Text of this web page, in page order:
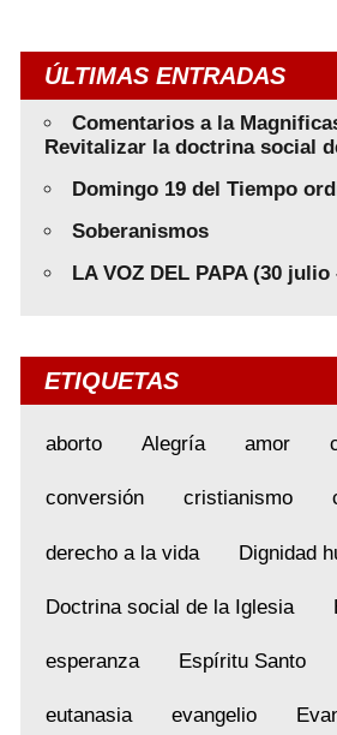
ÚLTIMAS ENTRADAS
Comentarios a la
Revitalizar la doctrina social
Domingo 19 del Tiempo
Soberanismos
LA VOZ DEL PAPA (30
ETIQUETAS
aborto Alegría amor
conversión cristianismo
derecho a la vida Dignidad
Doctrina social de la Iglesia
esperanza Espíritu Santo
eutanasia evangelio